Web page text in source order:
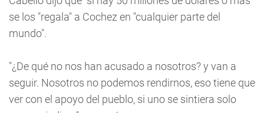
se los "regala" a Cochez en "cualquier parte del
mundo".
"¿De qué no nos han acusado a nosotros? y van a
seguir. Nosotros no podemos rendirnos, eso tiene que
ver con el apoyo del pueblo, si uno se sintiera solo